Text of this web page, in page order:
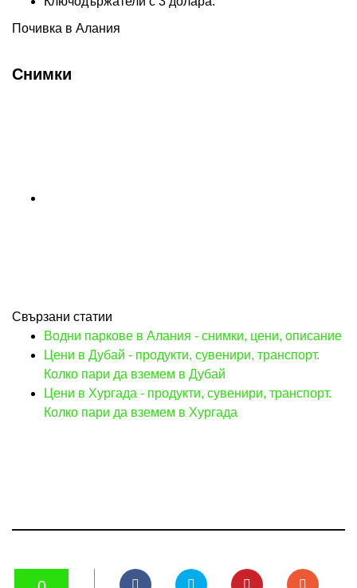
Почивка в Алания
Снимки
Свързани статии
Водни паркове в Алания - снимки, цени, описание
Цени в Дубай - продукти, сувенири, транспорт.
Колко пари да вземем в Дубай
Цени в Хургада - продукти, сувенири, транспорт.
Колко пари да вземем в Хургада